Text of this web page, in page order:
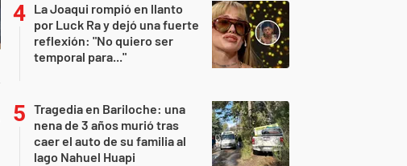
La Joaqui rompió en llanto
por Luck Ra y dejó una fuerte
reflexión: "No quiero ser
temporal para..."
Tragedia en Bariloche: una
nena de 3 años murió tras
caer el auto de su familia al
lago Nahuel Huapi